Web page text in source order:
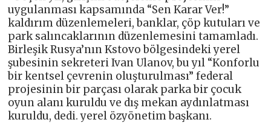
uygulanması kapsamında “Sen Karar Ver!”
kaldırım düzenlemeleri, banklar, çöp kutuları ve
park salıncaklarının düzenlemesini tamamladı.
Birleşik Rusya’nın Kstovo bölgesindeki yerel
şubesinin sekreteri Ivan Ulanov, bu yıl “Konforlu
bir kentsel çevrenin oluşturulması” federal
projesinin bir parçası olarak parka bir çocuk
oyun alanı kuruldu ve dış mekan aydınlatması
kuruldu, dedi. yerel özyönetim başkanı.